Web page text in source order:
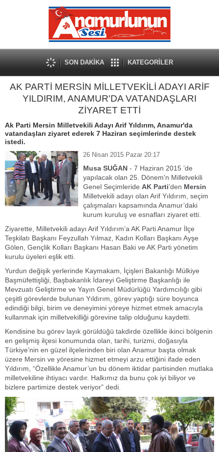
SON DAKİKA KATEGORİLER
AK PARTİ MERSİN MİLLETVEKİLİ ADAYI ARİF
YILDIRIM, ANAMUR'DA VATANDAŞLARI
ZİYARET ETTİ
Ak Parti Mersin Milletvekili Adayı Arif Yıldırım, Anamur'da
vatandaşları ziyaret ederek 7 Haziran seçimlerinde destek
istedi.
26 Nisan 2015 Pazar 20:17
Musa SUĞAN - 7 Haziran 2015 ’de
yapılacak olan 25. Dönem'n Milletvekili
Genel Seçimleride AK Parti’den Mersin
Milletvekili adayı olan Arif Yıldırım, seçim
çalışmaları kapsamında Anamur’daki
kurum kuruluş ve esnafları ziyaret etti.
Ziyarette, Milletvekili adayı Arif Yıldırım’a AK Parti Anamur İlçe
Teşkilatı Başkanı Feyzullah Yılmaz, Kadın Kolları Başkanı Ayşe
Gölen, Gençlik Kolları Başkanı Hasan Baki ve AK Parti yönetim
kurulu üyeleri eşlik etti.
Yurdun değişik yerlerinde Kaymakam, İçişleri Bakanlığı Mülkiye
Başmüfettişliği, Başbakanlık İdareyi Geliştirme Başkanlığı ile
Mevzuatı Geliştirme ve Yayın Genel Müdürlüğü Yardımcılığı gibi
çeşitli görevlerde bulunan Yıldırım, görev yaptığı süre boyunca
edindiği bilgi, birim ve deneyimini yöreye hizmet etmek amacıyla
kullanmak için milletvekilliği görevine talip olduğunu kaydetti.
Kendisine bu görev layık görüldüğü takdirde özellikle ikinci bölgenin
en gelişmiş ilçesi konumunda olan, tarihi, turizmi, doğasıyla
Türkiye’nin en güzel ilçelerinden biri olan Anamur başta olmak
üzere Mersin ve yöresine hizmet etmeyi arzu ettiğini ifade eden
Yıldırım, “Özellikle Anamur’un bu dönem iktidar partisinden mutlaka
milletvekiline ihtiyacı vardır. Halkımız da bunu çok iyi biliyor ve
bizlere partimize destek veriyor” dedi.